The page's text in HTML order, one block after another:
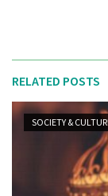
RELATED POSTS
SOCIETY &